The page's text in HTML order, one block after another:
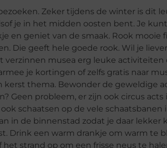
Zeker tijdens de winter is dit
je in het midden oosten bent. Je
en geniet van de smaak. Rook mooie
Die geeft hele goede rook. Wil je
musea erg leuke activiteiten
je kortingen of zelfs gratis naar
thema. Bewonder de geweldige
probleem, er zijn ook circus acts
schaatsen op de vele schaatsbanen
in de binnenstad zodat je daar lekker
Drink een warm drankje om warm te
strand op om een frisse neus te